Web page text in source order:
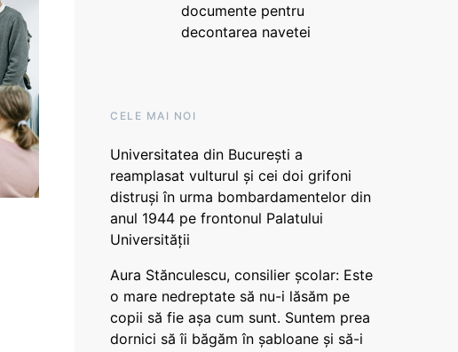
documente pentru
decontarea navetei
CELE MAI NOI
Universitatea din București a
reamplasat vulturul și cei doi grifoni
distruși în urma bombardamentelor din
anul 1944 pe frontonul Palatului
Universității
Aura Stănculescu, consilier școlar: Este
o mare nedreptate să nu-i lăsăm pe
copii să fie așa cum sunt. Suntem prea
dornici să îi băgăm în șabloane și să-i